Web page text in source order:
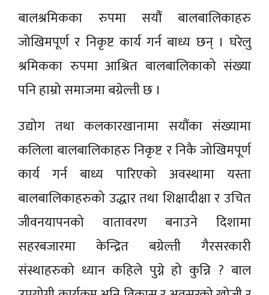
बालश्रमिकका रुपमा सयौंं बालबालिकाहरु
जोखिमपूर्ण र निकृष्ट कार्य गर्न बाध्य छन् । घरेलु
श्रमिकका रुपमा आश्रित बालबालिकाको संख्या
पनि हाम्रो समाजमा बग्रेल्ती छ ।
उद्योग तथा कलकारखानामा सयौंका संख्यामा
कलिला बालबालिकाहरु निकृष्ट र निकै जोखिमपूर्ण
कार्य गर्न बाध्य पारिएको अवस्थामा यस्ता
बालबालिकाहरुको उद्धार तथा शिक्षादीक्षा र उचित
जीवनयापनको वातावरण बनाउने दिशामा
सहरबजारमा केन्द्रित बग्रेल्ती गैरसरकारी
संस्थाहरुको ध्यान कहिले पुग्ने हो कुन्नि ? बाल